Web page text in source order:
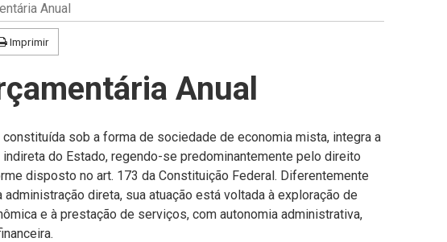
Anual
Imprimir
Anual
constituída sob a forma de sociedade de economia mista, integra a
do Estado, regendo-se predominantemente pelo direito
disposto no art. 173 da Constituição Federal. Diferentemente
direta, sua atuação está voltada à exploração de
e à prestação de serviços, com autonomia administrativa,